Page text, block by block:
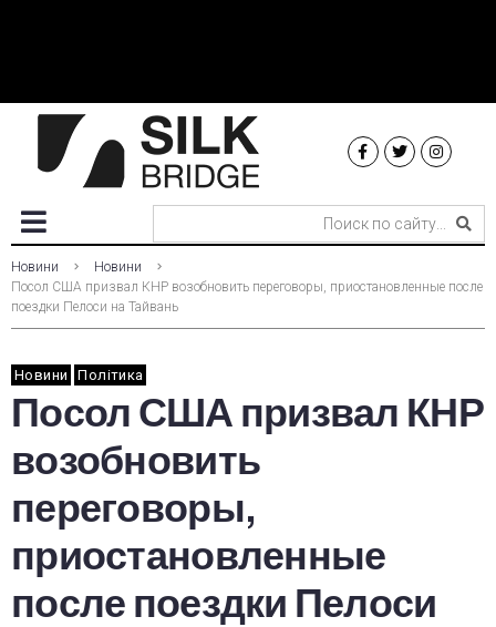
Новини
Новини
Посол США призвал КНР возобновить переговоры, приостановленные после
поездки Пелоси на Тайвань
Новини Політика
Посол США призвал КНР
возобновить
переговоры,
приостановленные
после поездки Пелоси